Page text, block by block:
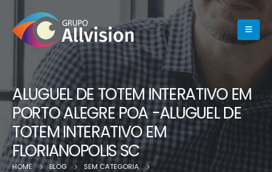
ALUGUEL DE TOTEM INTERATIVO EM
PORTO ALEGRE POA -ALUGUEL DE
TOTEM INTERATIVO EM
FLORIANOPOLIS SC
HOME BLOG
SEM CATEGORIA